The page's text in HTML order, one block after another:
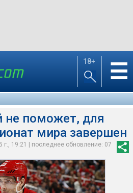
18+ ☰
не поможет, для
мира завершен
г., 19:21 | последнее обновление: 07